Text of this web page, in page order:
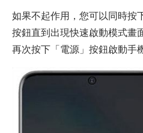
如果不起作用，您可以同時按
按鈕直到出現快速啟動模式畫
再次按下「電源」按鈕啟動手機